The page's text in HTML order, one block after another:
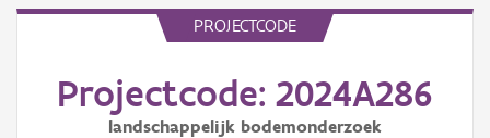
PROJECTCODE
Projectcode: 2024A286
landschappelijk bodemonderzoek